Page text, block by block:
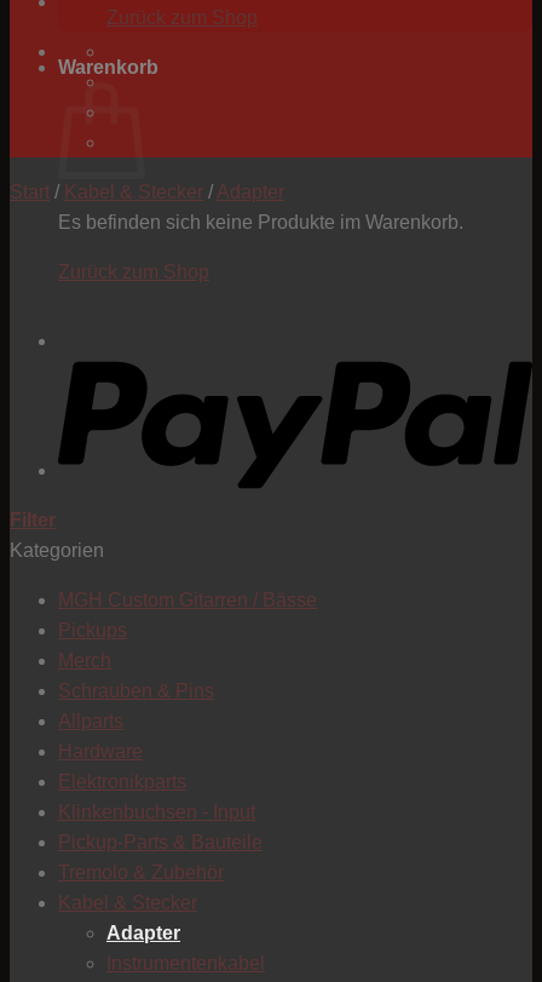
Zurück zum Shop
Warenkorb
Es befinden sich keine Produkte im Warenkorb.
Zurück zum Shop
Start / Kabel & Stecker / Adapter
Filter
Kategorien
MGH Custom Gitarren / Bässe
Pickups
Merch
Schrauben & Pins
Allparts
Hardware
Elektronikparts
Klinkenbuchsen - Input
Pickup-Parts & Bauteile
Tremolo & Zubehör
Kabel & Stecker
Adapter
Instrumentenkabel